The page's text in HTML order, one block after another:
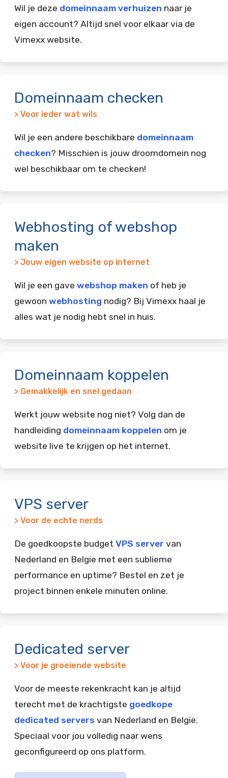
Wil je deze domeinnaam verhuizen naar je
eigen account? Altijd snel voor elkaar via de
Vimexx website.
Domeinnaam checken
> Voor ieder wat wils
Wil je een andere beschikbare domeinnaam
checken? Misschien is jouw droomdomein nog
wel beschikbaar om te checken!
Webhosting of webshop
maken
> Jouw eigen website op internet
Wil je een gave webshop maken of heb je
gewoon webhosting nodig? Bij Vimexx haal je
alles wat je nodig hebt snel in huis.
Domeinnaam koppelen
> Gemakkelijk en snel gedaan
Werkt jouw website nog niet? Volg dan de
handleiding domeinnaam koppelen om je
website live te krijgen op het internet.
VPS server
> Voor de echte nerds
De goedkoopste budget VPS server van
Nederland en Belgie met een sublieme
performance en uptime? Bestel en zet je
project binnen enkele minuten online.
Dedicated server
> Voor je groeiende website
Voor de meeste rekenkracht kan je altijd
terecht met de krachtigste goedkope
dedicated servers van Nederland en Belgie.
Speciaal voor jou volledig naar wens
geconfigureerd op ons platform.